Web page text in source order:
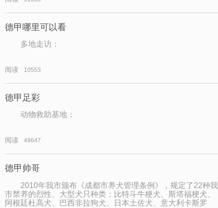
德甲哪里可以看
多地走访：
阅读 10553
德甲足彩
动物救助基地：
阅读 49647
德甲帅哥
2010年我市颁布《成都市养犬管理条例》，规定了22种我
市禁养的烈性、大型犬只种类：比特斗牛梗犬、斯塔福梗犬、
阿根廷杜高犬、巴西非拉狗犬、日本土佐犬、意大利卡斯罗